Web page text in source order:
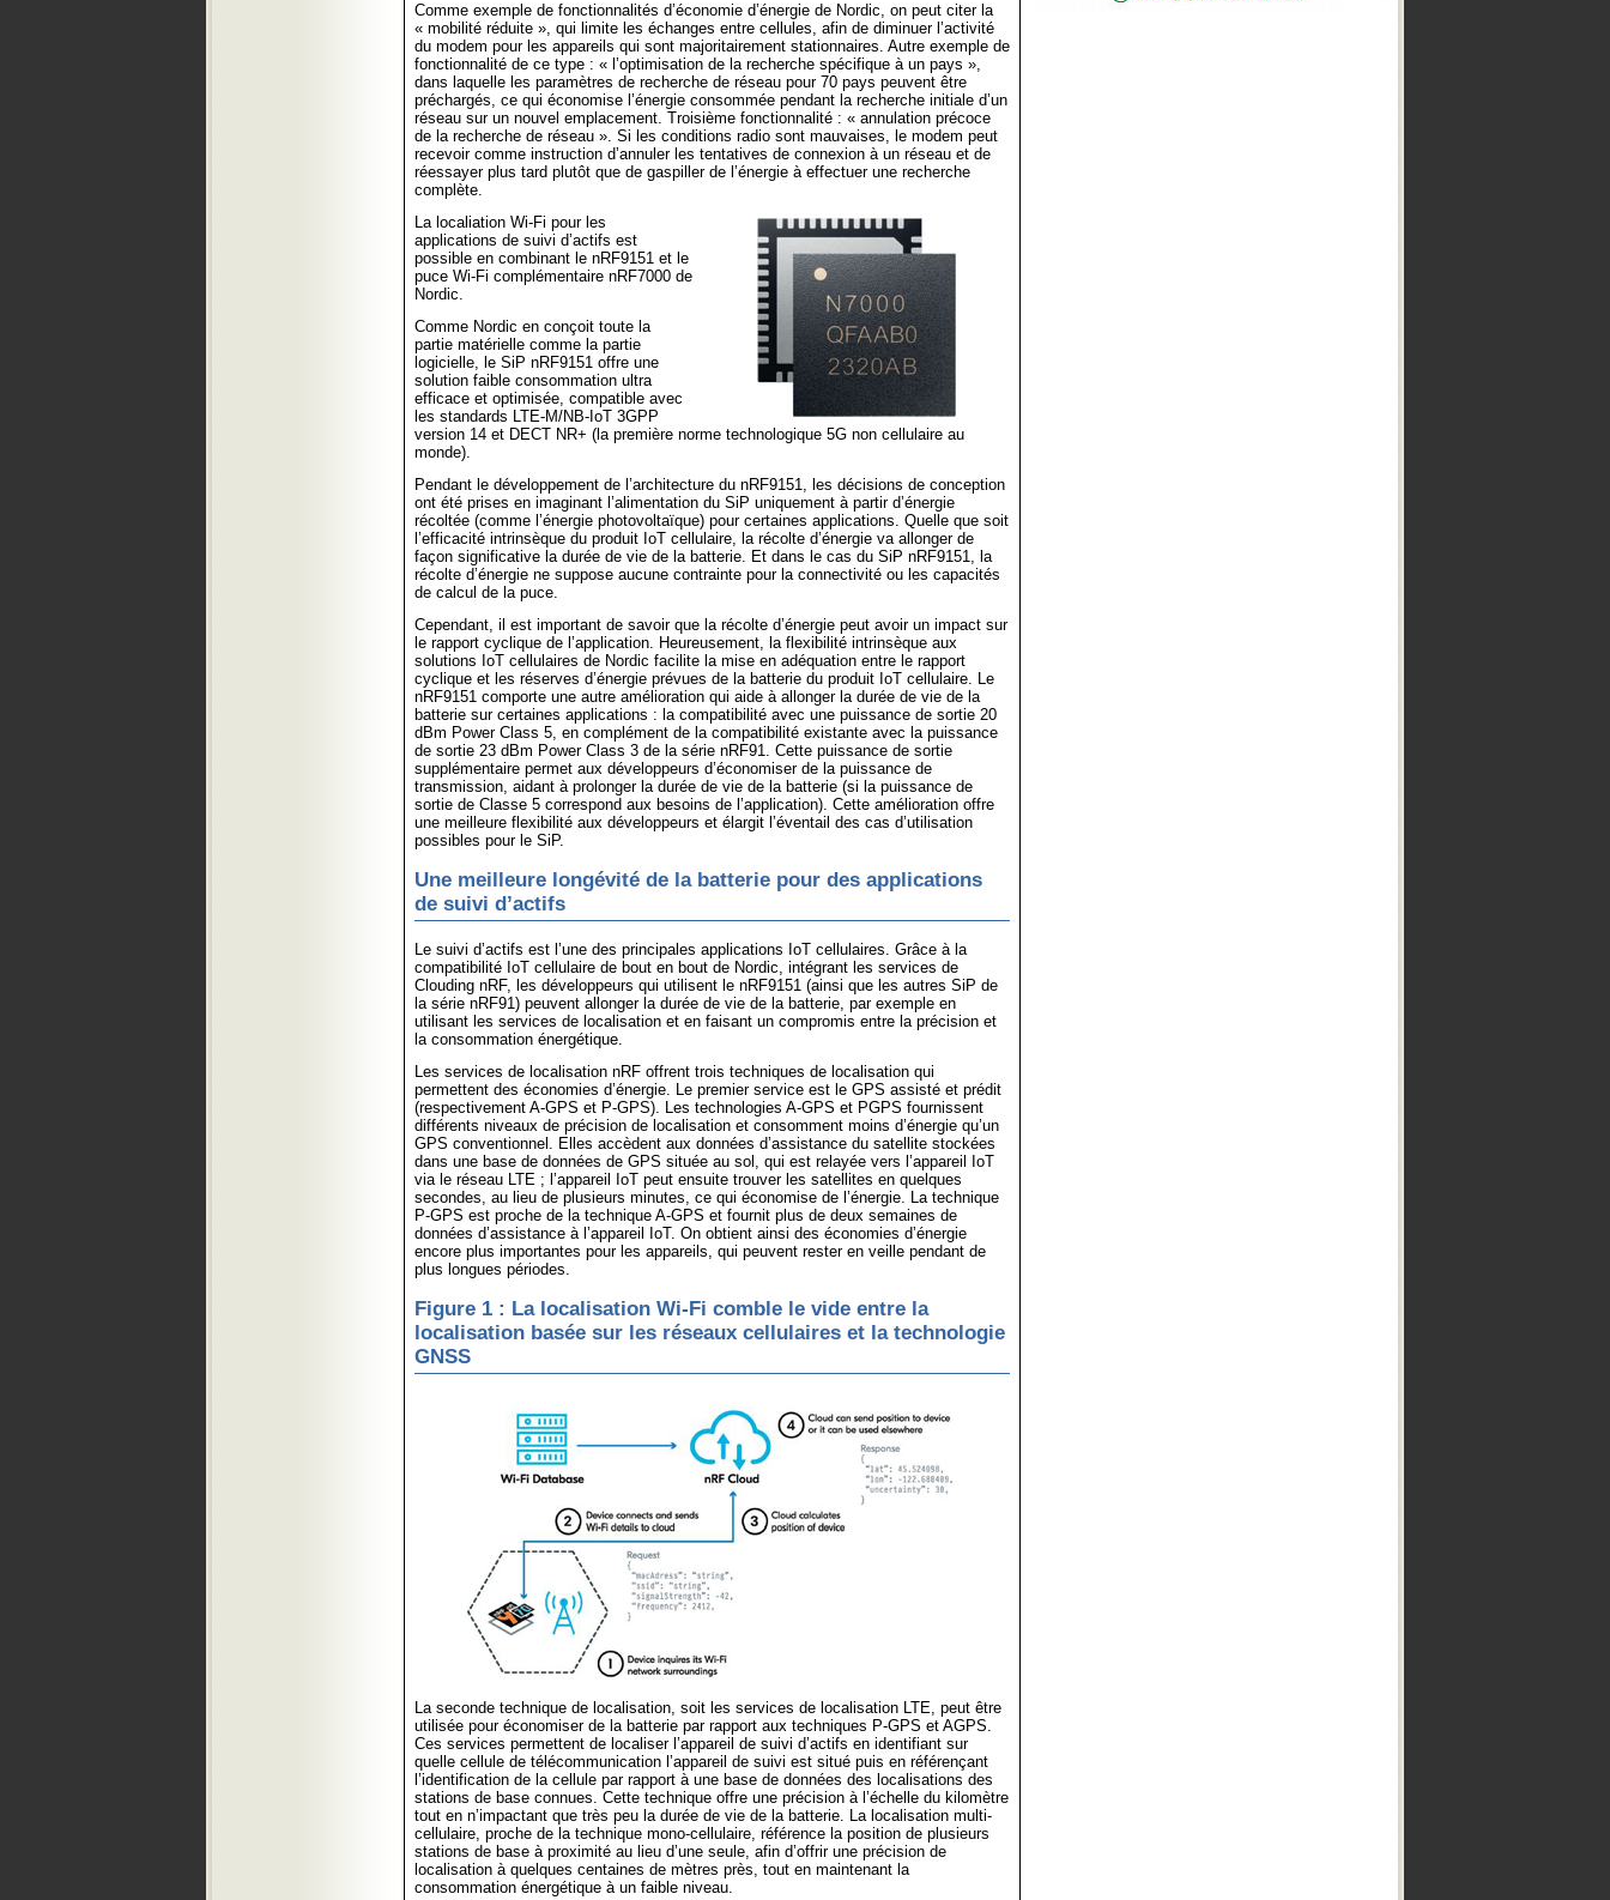
Comme exemple de fonctionnalités d’économie d’énergie de Nordic, on peut citer la
« mobilité réduite », qui limite les échanges entre cellules, afin de diminuer l’activité
du modem pour les appareils qui sont majoritairement stationnaires. Autre exemple de
fonctionnalité de ce type : « l’optimisation de la recherche spécifique à un pays »,
dans laquelle les paramètres de recherche de réseau pour 70 pays peuvent être
préchargés, ce qui économise l’énergie consommée pendant la recherche initiale d’un
réseau sur un nouvel emplacement. Troisième fonctionnalité : « annulation précoce
de la recherche de réseau ». Si les conditions radio sont mauvaises, le modem peut
recevoir comme instruction d’annuler les tentatives de connexion à un réseau et de
réessayer plus tard plutôt que de gaspiller de l’énergie à effectuer une recherche
complète.
La localiation Wi-Fi pour les
applications de suivi d’actifs est
possible en combinant le nRF9151 et le
puce Wi-Fi complémentaire nRF7000 de
Nordic.
Comme Nordic en conçoit toute la
partie matérielle comme la partie
logicielle, le SiP nRF9151 offre une
solution faible consommation ultra
efficace et optimisée, compatible avec
les standards LTE-M/NB-IoT 3GPP
version 14 et DECT NR+ (la première norme technologique 5G non cellulaire au
monde).
Pendant le développement de l’architecture du nRF9151, les décisions de conception
ont été prises en imaginant l’alimentation du SiP uniquement à partir d’énergie
récoltée (comme l’énergie photovoltaïque) pour certaines applications. Quelle que soit
l’efficacité intrinsèque du produit IoT cellulaire, la récolte d’énergie va allonger de
façon significative la durée de vie de la batterie. Et dans le cas du SiP nRF9151, la
récolte d’énergie ne suppose aucune contrainte pour la connectivité ou les capacités
de calcul de la puce.
Cependant, il est important de savoir que la récolte d’énergie peut avoir un impact sur
le rapport cyclique de l’application. Heureusement, la flexibilité intrinsèque aux
solutions IoT cellulaires de Nordic facilite la mise en adéquation entre le rapport
cyclique et les réserves d’énergie prévues de la batterie du produit IoT cellulaire. Le
nRF9151 comporte une autre amélioration qui aide à allonger la durée de vie de la
batterie sur certaines applications : la compatibilité avec une puissance de sortie 20
dBm Power Class 5, en complément de la compatibilité existante avec la puissance
de sortie 23 dBm Power Class 3 de la série nRF91. Cette puissance de sortie
supplémentaire permet aux développeurs d’économiser de la puissance de
transmission, aidant à prolonger la durée de vie de la batterie (si la puissance de
sortie de Classe 5 correspond aux besoins de l’application). Cette amélioration offre
une meilleure flexibilité aux développeurs et élargit l’éventail des cas d’utilisation
possibles pour le SiP.
Une meilleure longévité de la batterie pour des applications
de suivi d’actifs
Le suivi d’actifs est l’une des principales applications IoT cellulaires. Grâce à la
compatibilité IoT cellulaire de bout en bout de Nordic, intégrant les services de
Clouding nRF, les développeurs qui utilisent le nRF9151 (ainsi que les autres SiP de
la série nRF91) peuvent allonger la durée de vie de la batterie, par exemple en
utilisant les services de localisation et en faisant un compromis entre la précision et
la consommation énergétique.
Les services de localisation nRF offrent trois techniques de localisation qui
permettent des économies d’énergie. Le premier service est le GPS assisté et prédit
(respectivement A-GPS et P-GPS). Les technologies A-GPS et PGPS fournissent
différents niveaux de précision de localisation et consomment moins d’énergie qu’un
GPS conventionnel. Elles accèdent aux données d’assistance du satellite stockées
dans une base de données de GPS située au sol, qui est relayée vers l’appareil IoT
via le réseau LTE ; l’appareil IoT peut ensuite trouver les satellites en quelques
secondes, au lieu de plusieurs minutes, ce qui économise de l’énergie. La technique
P-GPS est proche de la technique A-GPS et fournit plus de deux semaines de
données d’assistance à l’appareil IoT. On obtient ainsi des économies d’énergie
encore plus importantes pour les appareils, qui peuvent rester en veille pendant de
plus longues périodes.
Figure 1 : La localisation Wi-Fi comble le vide entre la
localisation basée sur les réseaux cellulaires et la technologie
GNSS
La seconde technique de localisation, soit les services de localisation LTE, peut être
utilisée pour économiser de la batterie par rapport aux techniques P-GPS et AGPS.
Ces services permettent de localiser l’appareil de suivi d’actifs en identifiant sur
quelle cellule de télécommunication l’appareil de suivi est situé puis en référençant
l’identification de la cellule par rapport à une base de données des localisations des
stations de base connues. Cette technique offre une précision à l’échelle du kilomètre
tout en n’impactant que très peu la durée de vie de la batterie. La localisation multi-
cellulaire, proche de la technique mono-cellulaire, référence la position de plusieurs
stations de base à proximité au lieu d’une seule, afin d’offrir une précision de
localisation à quelques centaines de mètres près, tout en maintenant la
consommation énergétique à un faible niveau.